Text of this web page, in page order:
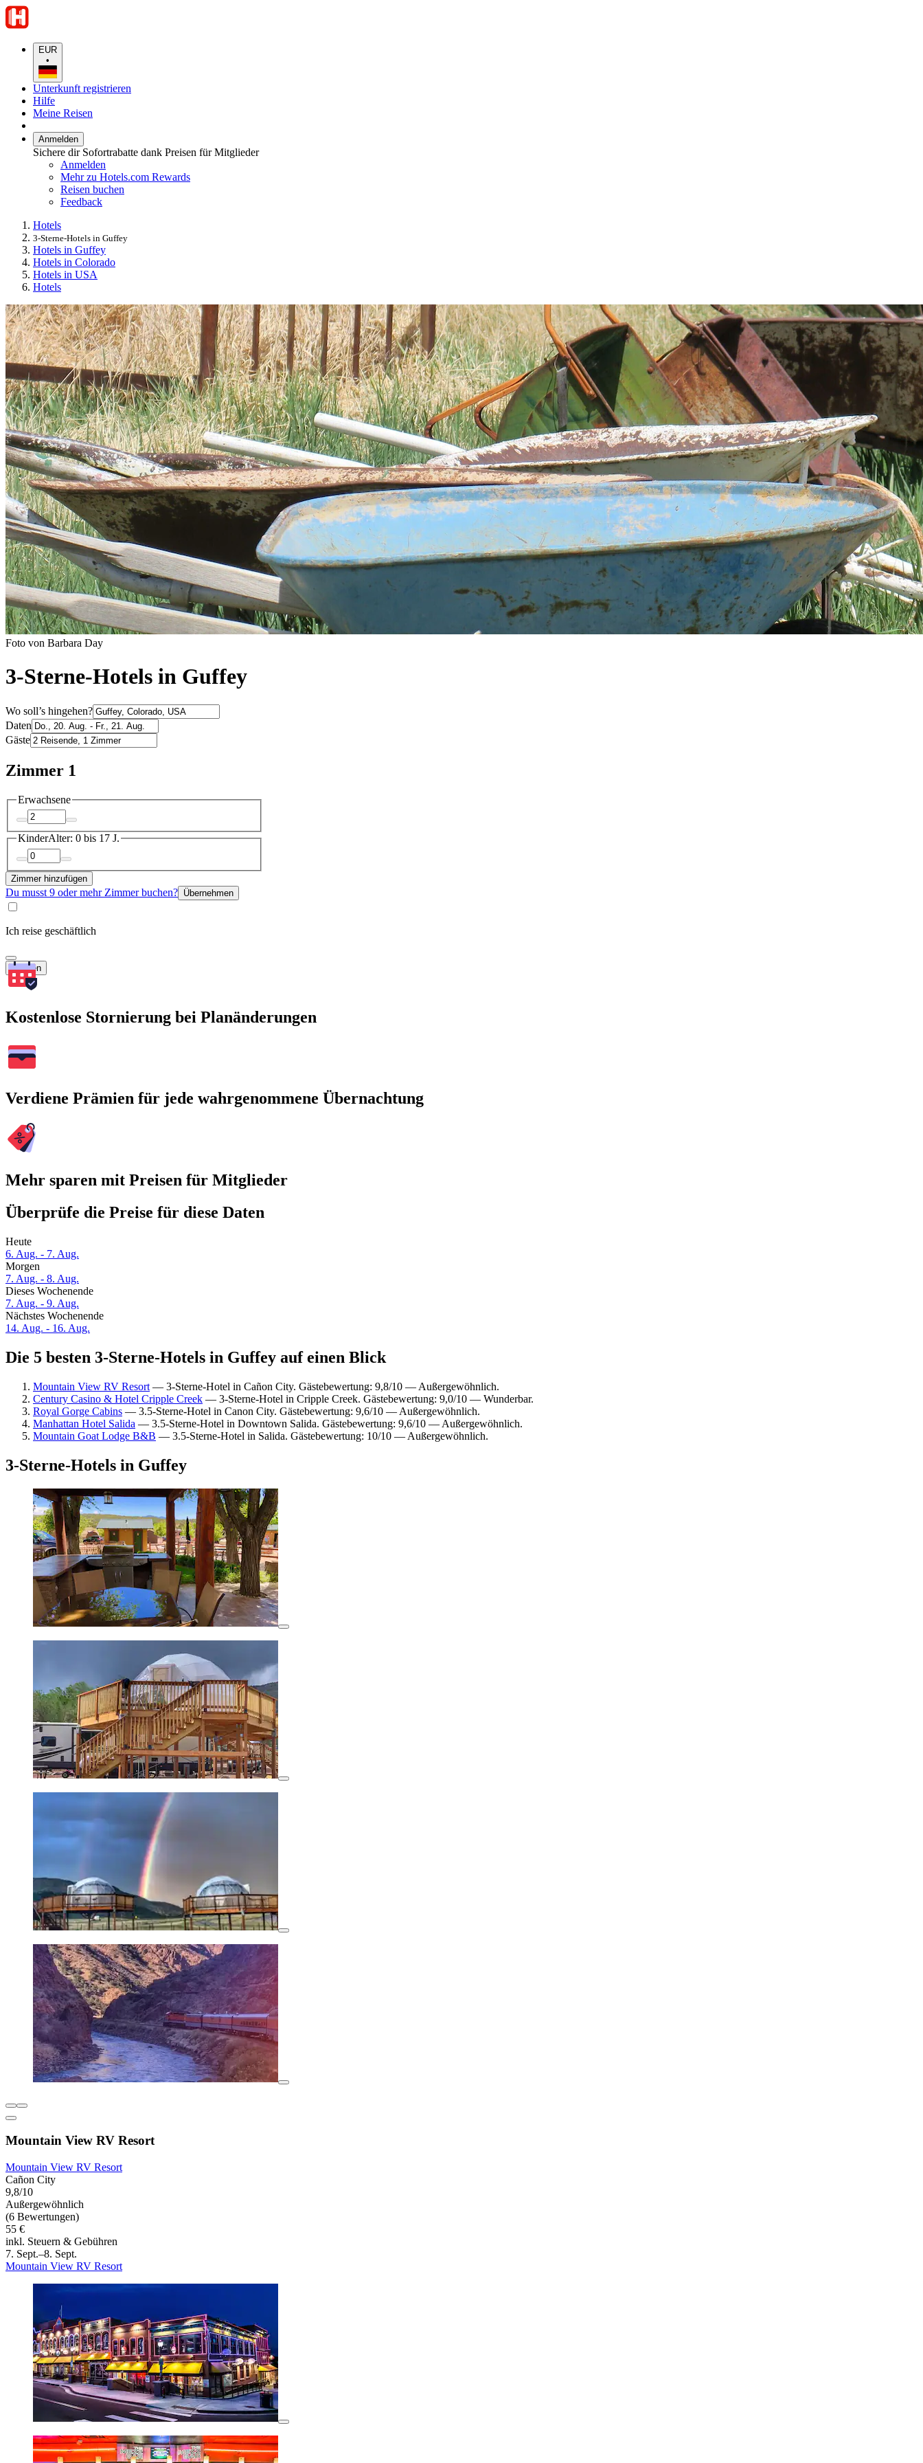
EUR
•
Unterkunft registrieren
Hilfe
Meine Reisen
Anmelden
Sichere dir Sofortrabatte dank Preisen für Mitglieder
Anmelden
Mehr zu Hotels.com Rewards
Reisen buchen
Feedback
Hotels
3-Sterne-Hotels in Guffey
Hotels in Guffey
Hotels in Colorado
Hotels in USA
Hotels
Foto von Barbara Day
3-Sterne-Hotels in Guffey
Wo soll’s hingehen?
Daten
Gäste
Zimmer 1
Erwachsene
KinderAlter: 0 bis 17 J.
Zimmer hinzufügen
Du musst 9 oder mehr Zimmer buchen? Übernehmen
Ich reise geschäftlich
Suchen
Kostenlose Stornierung bei Planänderungen
Verdiene Prämien für jede wahrgenommene Übernachtung
Mehr sparen mit Preisen für Mitglieder
Überprüfe die Preise für diese Daten
Heute
6. Aug. - 7. Aug.
Morgen
7. Aug. - 8. Aug.
Dieses Wochenende
7. Aug. - 9. Aug.
Nächstes Wochenende
14. Aug. - 16. Aug.
Die 5 besten 3-Sterne-Hotels in Guffey auf einen Blick
Mountain View RV Resort — 3-Sterne-Hotel in Cañon City. Gästebewertung: 9,8/10 — Außergewöhnlich.
Century Casino & Hotel Cripple Creek — 3-Sterne-Hotel in Cripple Creek. Gästebewertung: 9,0/10 — Wunderbar.
Royal Gorge Cabins — 3.5-Sterne-Hotel in Canon City. Gästebewertung: 9,6/10 — Außergewöhnlich.
Manhattan Hotel Salida — 3.5-Sterne-Hotel in Downtown Salida. Gästebewertung: 9,6/10 — Außergewöhnlich.
Mountain Goat Lodge B&B — 3.5-Sterne-Hotel in Salida. Gästebewertung: 10/10 — Außergewöhnlich.
3-Sterne-Hotels in Guffey
Mountain View RV Resort
Mountain View RV Resort
Cañon City
9,8/10
Außergewöhnlich
(6 Bewertungen)
55 €
inkl. Steuern & Gebühren
7. Sept.–8. Sept.
Mountain View RV Resort